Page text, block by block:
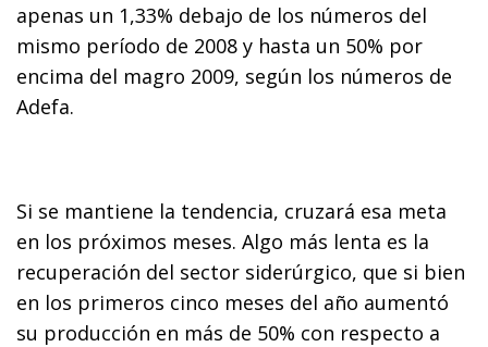
apenas un 1,33% debajo de los números del
mismo período de 2008 y hasta un 50% por
encima del magro 2009, según los números de
Adefa.
Si se mantiene la tendencia, cruzará esa meta
en los próximos meses. Algo más lenta es la
recuperación del sector siderúrgico, que si bien
en los primeros cinco meses del año aumentó
su producción en más de 50% con respecto a